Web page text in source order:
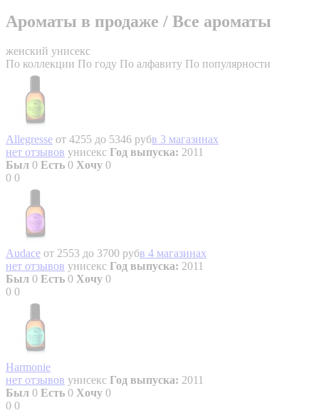
Ароматы в продаже / Все ароматы
женский унисекс
По коллекции По году По алфавиту По популярности
Allegresse от 4255 до 5346 рубв 3 магазинах
нет отзывов унисекс Год выпуска: 2011
Был 0 Есть 0 Хочу 0
0 0
Audace от 2553 до 3700 рубв 4 магазинах
нет отзывов унисекс Год выпуска: 2011
Был 0 Есть 0 Хочу 0
0 0
Harmonie
нет отзывов унисекс Год выпуска: 2011
Был 0 Есть 0 Хочу 0
0 0